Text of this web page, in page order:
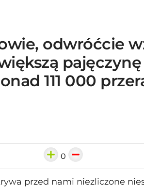
odwróćcie
111 000
0
przed nami niezliczone